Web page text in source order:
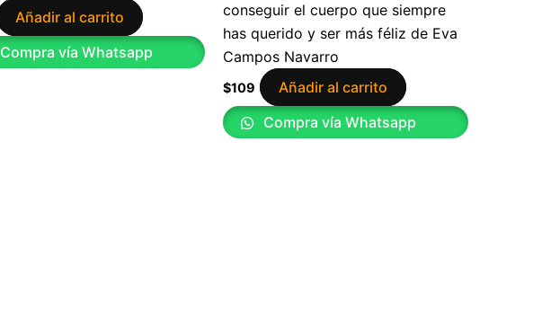
Añadir al carrito
Compra vía Whatsapp
conseguir el cuerpo que siempre
has querido y ser más féliz de Eva
Campos Navarro
$109
Añadir al carrito
Compra vía Whatsapp